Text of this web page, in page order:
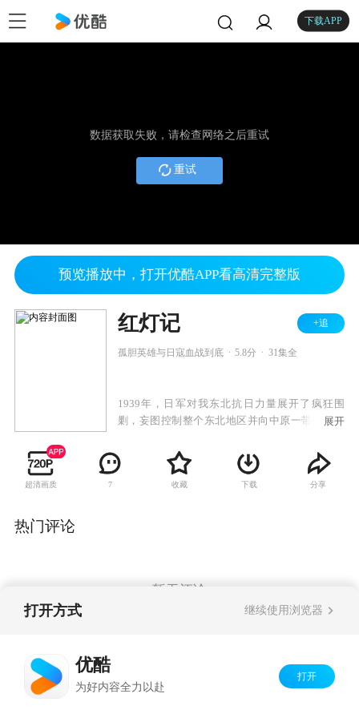
下载APP
数据获取失败，请检查网络之后重试
重试
预览播放中，打开优酷APP看高清完整版
红灯记 +追
孤胆英雄与日寇血战到底 5.8分 31集全
1939年，日军对我东北抗日力量展开了疯狂围
剿，妄图控制整个东北地区并向中原一带渗透。
人李玉和为代表的地下党在惨烈的白色恐怖之
下，为钳制日军、配合抗战进行着一系列灵活机
智、艰苦卓绝的斗争。李玉和、李奶奶、李铁梅
展开
超清画质 7 收藏 下载 分享
热门评论
暂无评论
打开方式 继续使用浏览器
优酷
为好内容全力以赴
打开